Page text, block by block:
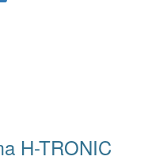
H-TRONIC